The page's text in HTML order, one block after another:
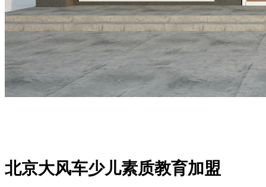
北京大风车少儿素质教育加盟